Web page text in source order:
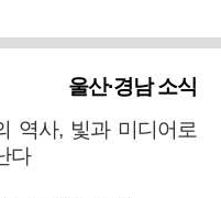
울산·경남 소식
역사, 빛과 미디어로
다